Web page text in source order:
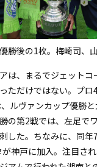
勝後の1枚。梅崎司、
は、まるでジェットコ
ただけではない。プロ
ルヴァンカップ優勝と
の第2戦では、左足で
した。ちなみに、同
神戸に加入。注目さ